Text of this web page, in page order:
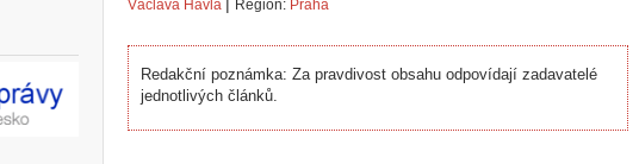
Václava Havla
Region: Praha
Redakční poznámka: Za pravdivost obsahu odpovídají zadavatelé
jednotlivých článků.